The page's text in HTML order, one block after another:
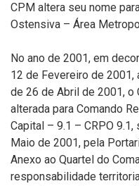
CPM altera seu nome
Ostensiva – Área
No ano de 2001, em
12 de Fevereiro de 2001,
de 26 de Abril de 2001, o
alterada para Comando
Capital – 9.1 – CRPO
Maio de 2001, pela
Anexo ao Quartel do
responsabilidade